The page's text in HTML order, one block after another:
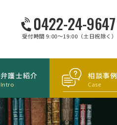
0422-24-9647
受付時間 9:00～19:00（土日祝除く）
弁護士紹介
Intro
相談事例
Case